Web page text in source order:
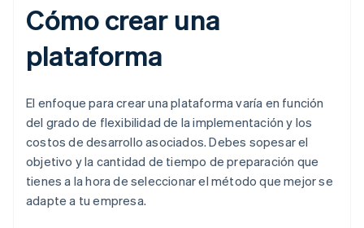
Cómo crear una
plataforma
El enfoque para crear una plataforma varía en función
del grado de flexibilidad de la implementación y los
costos de desarrollo asociados. Debes sopesar el
objetivo y la cantidad de tiempo de preparación que
tienes a la hora de seleccionar el método que mejor se
adapte a tu empresa.